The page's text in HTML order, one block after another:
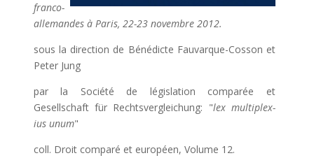
franco-
allemandes à Paris, 22-23 novembre 2012.
sous la direction de Bénédicte Fauvarque-Cosson et
Peter Jung
par la Société de législation comparée et
Gesellschaft für Rechtsvergleichung: "lex multiplex-
ius unum"
coll. Droit comparé et européen, Volume 12.